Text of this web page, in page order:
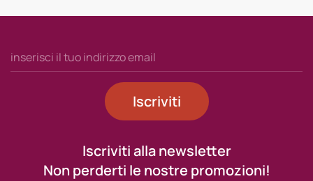
Iscriviti
Iscriviti alla newsletter
Non perderti le nostre promozioni!